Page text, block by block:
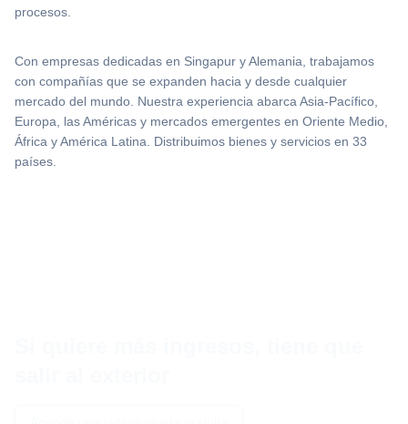
procesos.
Con empresas dedicadas en Singapur y Alemania, trabajamos
con compañías que se expanden hacia y desde cualquier
mercado del mundo. Nuestra experiencia abarca Asia-Pacífico,
Europa, las Américas y mercados emergentes en Oriente Medio,
África y América Latina. Distribuimos bienes y servicios en 33
países.